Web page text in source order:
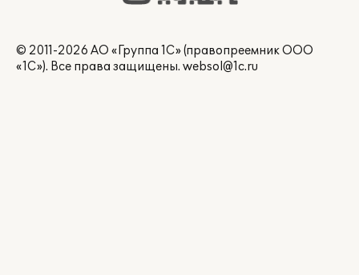
© 2011-2026 АО «Группа 1С» (правопреемник ООО
«1С»). Все права защищены. websol@1c.ru